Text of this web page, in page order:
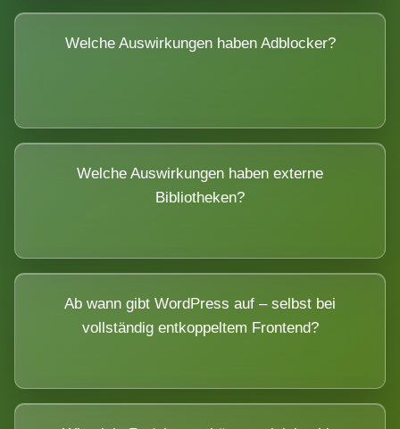
Welche Auswirkungen haben Adblocker?
Welche Auswirkungen haben externe
Bibliotheken?
Ab wann gibt WordPress auf – selbst bei
vollständig entkoppeltem Frontend?